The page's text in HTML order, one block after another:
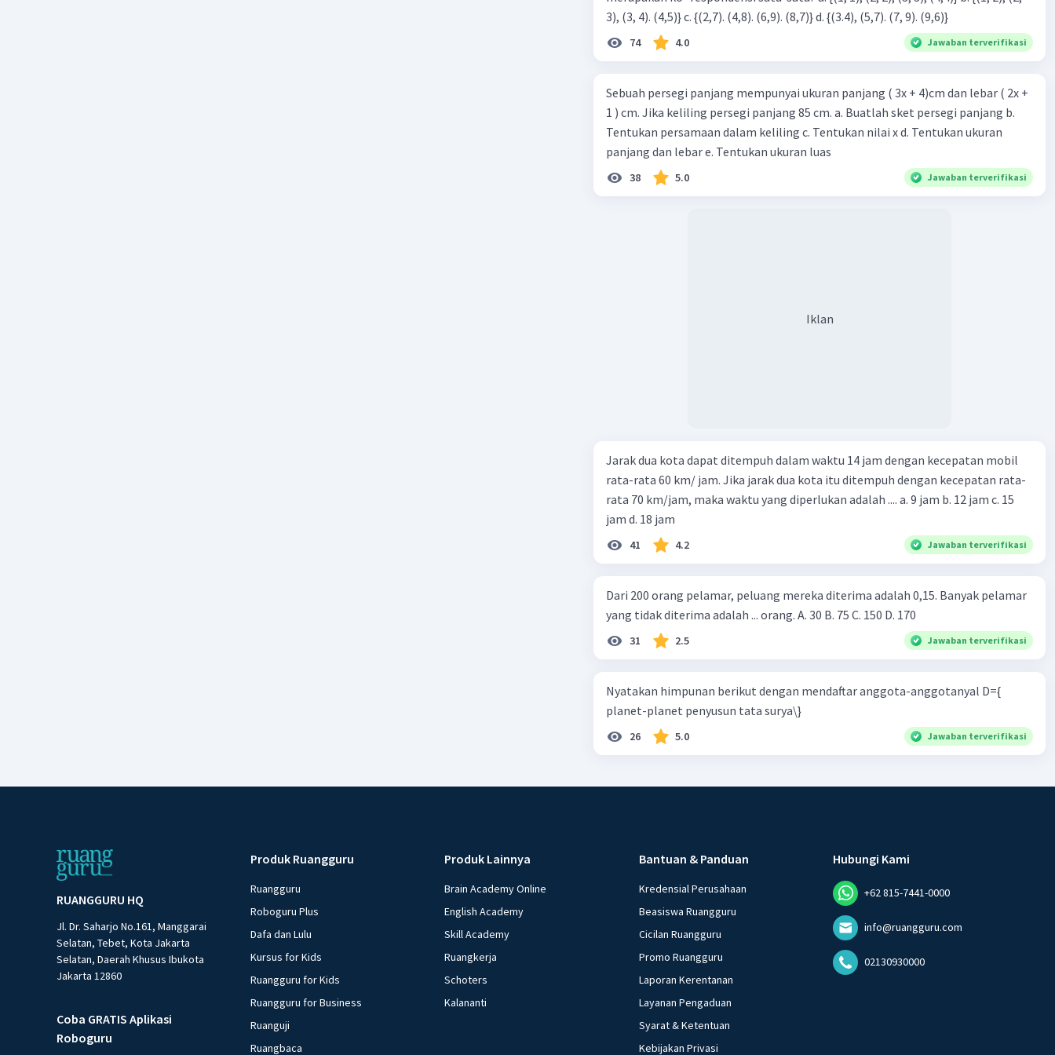
3), (3, 4). (4,5)} c. {(2,7). (4,8). (6,9). (8,7)} d. {(3.4), (5,7). (7, 9). (9,6)}
74 4.0 Jawaban terverifikasi
Sebuah persegi panjang mempunyai ukuran panjang ( 3x + 4)cm dan lebar ( 2x +
1 ) cm. Jika keliling persegi panjang 85 cm. a. Buatlah sket persegi panjang b.
Tentukan persamaan dalam keliling c. Tentukan nilai x d. Tentukan ukuran
panjang dan lebar e. Tentukan ukuran luas
38 5.0 Jawaban terverifikasi
Iklan
Jarak dua kota dapat ditempuh dalam waktu 14 jam dengan kecepatan mobil
rata-rata 60 km/ jam. Jika jarak dua kota itu ditempuh dengan kecepatan rata-
rata 70 km/jam, maka waktu yang diperlukan adalah .... a. 9 jam b. 12 jam c. 15
jam d. 18 jam
41 4.2 Jawaban terverifikasi
Dari 200 orang pelamar, peluang mereka diterima adalah 0,15. Banyak pelamar
yang tidak diterima adalah ... orang. A. 30 B. 75 C. 150 D. 170
31 2.5 Jawaban terverifikasi
Nyatakan himpunan berikut dengan mendaftar anggota-anggotanyal D={
planet-planet penyusun tata surya\}
26 5.0 Jawaban terverifikasi
RUANGGURU HQ
Jl. Dr. Saharjo No.161, Manggarai
Selatan, Tebet, Kota Jakarta
Selatan, Daerah Khusus Ibukota
Jakarta 12860
Coba GRATIS Aplikasi
Roboguru
Produk Ruangguru
Ruangguru
Roboguru Plus
Dafa dan Lulu
Kursus for Kids
Ruangguru for Kids
Ruangguru for Business
Ruanguji
Ruangbaca
Produk Lainnya
Brain Academy Online
English Academy
Skill Academy
Ruangkerja
Schoters
Kalananti
Bantuan & Panduan
Kredensial Perusahaan
Beasiswa Ruangguru
Cicilan Ruangguru
Promo Ruangguru
Laporan Kerentanan
Layanan Pengaduan
Syarat & Ketentuan
Kebijakan Privasi
Hubungi Kami
+62 815-7441-0000
info@ruangguru.com
02130930000